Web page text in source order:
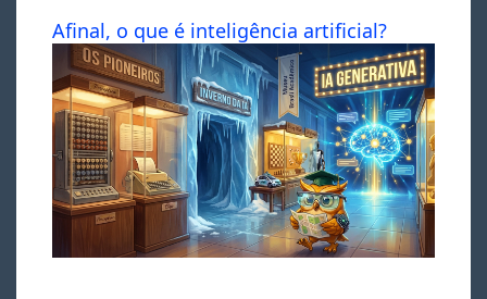
Afinal, o que é inteligência artificial?